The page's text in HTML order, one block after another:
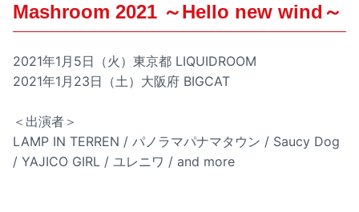
Mashroom 2021 ～Hello new wind～
2021年1月5日（火）東京都 LIQUIDROOM
2021年1月23日（土）大阪府 BIGCAT
＜出演者＞
LAMP IN TERREN / パノラマパナマタウン / Saucy Dog
/ YAJICO GIRL / ユレニワ / and more